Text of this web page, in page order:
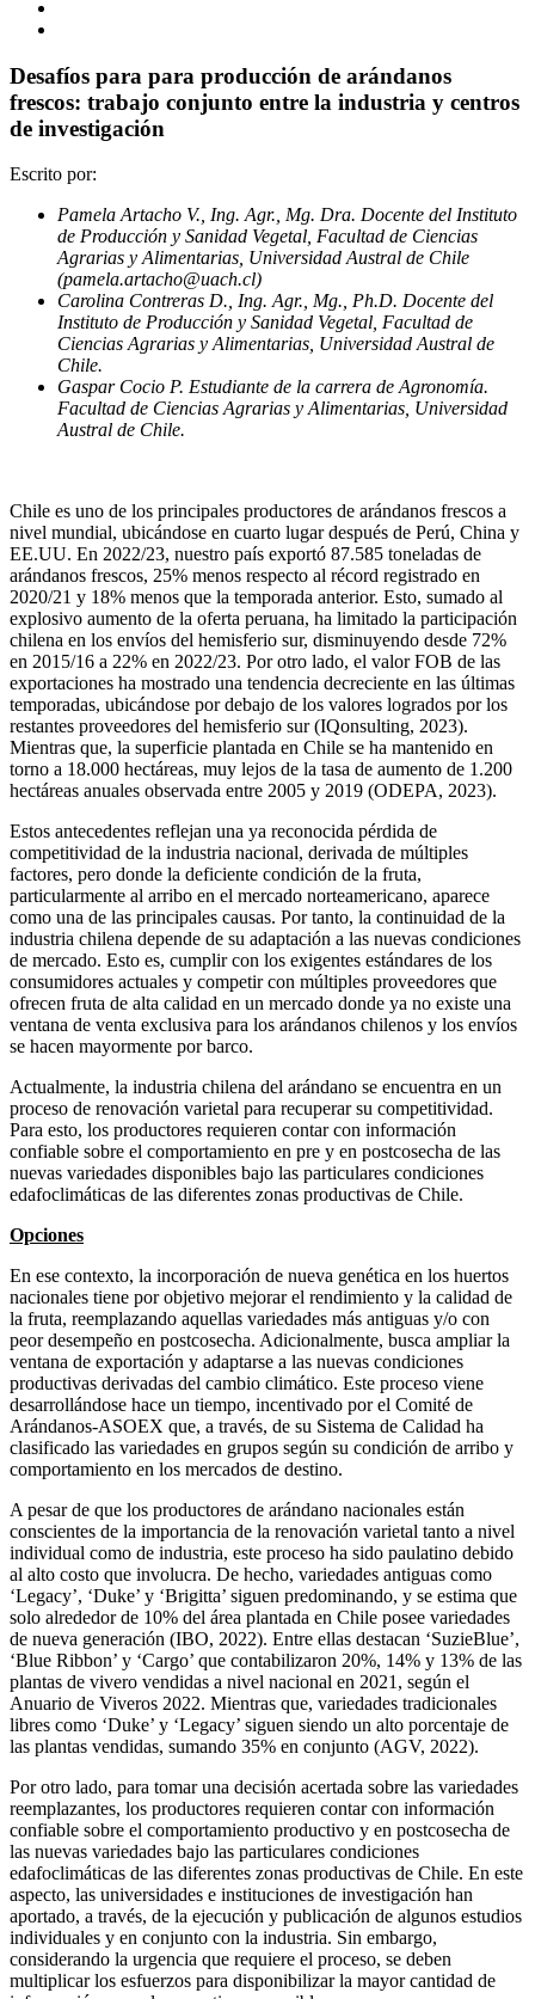
Desafíos para para producción de arándanos
frescos: trabajo conjunto entre la industria y centros
de investigación
Escrito por:
Pamela Artacho V., Ing. Agr., Mg. Dra. Docente del Instituto
de Producción y Sanidad Vegetal, Facultad de Ciencias
Agrarias y Alimentarias, Universidad Austral de Chile
(pamela.artacho@uach.cl)
Carolina Contreras D., Ing. Agr., Mg., Ph.D. Docente del
Instituto de Producción y Sanidad Vegetal, Facultad de
Ciencias Agrarias y Alimentarias, Universidad Austral de
Chile.
Gaspar Cocio P. Estudiante de la carrera de Agronomía.
Facultad de Ciencias Agrarias y Alimentarias, Universidad
Austral de Chile.
Chile es uno de los principales productores de arándanos frescos a
nivel mundial, ubicándose en cuarto lugar después de Perú, China y
EE.UU. En 2022/23, nuestro país exportó 87.585 toneladas de
arándanos frescos, 25% menos respecto al récord registrado en
2020/21 y 18% menos que la temporada anterior. Esto, sumado al
explosivo aumento de la oferta peruana, ha limitado la participación
chilena en los envíos del hemisferio sur, disminuyendo desde 72%
en 2015/16 a 22% en 2022/23. Por otro lado, el valor FOB de las
exportaciones ha mostrado una tendencia decreciente en las últimas
temporadas, ubicándose por debajo de los valores logrados por los
restantes proveedores del hemisferio sur (IQonsulting, 2023).
Mientras que, la superficie plantada en Chile se ha mantenido en
torno a 18.000 hectáreas, muy lejos de la tasa de aumento de 1.200
hectáreas anuales observada entre 2005 y 2019 (ODEPA, 2023).
Estos antecedentes reflejan una ya reconocida pérdida de
competitividad de la industria nacional, derivada de múltiples
factores, pero donde la deficiente condición de la fruta,
particularmente al arribo en el mercado norteamericano, aparece
como una de las principales causas. Por tanto, la continuidad de la
industria chilena depende de su adaptación a las nuevas condiciones
de mercado. Esto es, cumplir con los exigentes estándares de los
consumidores actuales y competir con múltiples proveedores que
ofrecen fruta de alta calidad en un mercado donde ya no existe una
ventana de venta exclusiva para los arándanos chilenos y los envíos
se hacen mayormente por barco.
Actualmente, la industria chilena del arándano se encuentra en un
proceso de renovación varietal para recuperar su competitividad.
Para esto, los productores requieren contar con información
confiable sobre el comportamiento en pre y en postcosecha de las
nuevas variedades disponibles bajo las particulares condiciones
edafoclimáticas de las diferentes zonas productivas de Chile.
Opciones
En ese contexto, la incorporación de nueva genética en los huertos
nacionales tiene por objetivo mejorar el rendimiento y la calidad de
la fruta, reemplazando aquellas variedades más antiguas y/o con
peor desempeño en postcosecha. Adicionalmente, busca ampliar la
ventana de exportación y adaptarse a las nuevas condiciones
productivas derivadas del cambio climático. Este proceso viene
desarrollándose hace un tiempo, incentivado por el Comité de
Arándanos-ASOEX que, a través, de su Sistema de Calidad ha
clasificado las variedades en grupos según su condición de arribo y
comportamiento en los mercados de destino.
A pesar de que los productores de arándano nacionales están
conscientes de la importancia de la renovación varietal tanto a nivel
individual como de industria, este proceso ha sido paulatino debido
al alto costo que involucra. De hecho, variedades antiguas como
‘Legacy’, ‘Duke’ y ‘Brigitta’ siguen predominando, y se estima que
solo alrededor de 10% del área plantada en Chile posee variedades
de nueva generación (IBO, 2022). Entre ellas destacan ‘SuzieBlue’,
‘Blue Ribbon’ y ‘Cargo’ que contabilizaron 20%, 14% y 13% de las
plantas de vivero vendidas a nivel nacional en 2021, según el
Anuario de Viveros 2022. Mientras que, variedades tradicionales
libres como ‘Duke’ y ‘Legacy’ siguen siendo un alto porcentaje de
las plantas vendidas, sumando 35% en conjunto (AGV, 2022).
Por otro lado, para tomar una decisión acertada sobre las variedades
reemplazantes, los productores requieren contar con información
confiable sobre el comportamiento productivo y en postcosecha de
las nuevas variedades bajo las particulares condiciones
edafoclimáticas de las diferentes zonas productivas de Chile. En este
aspecto, las universidades e instituciones de investigación han
aportado, a través, de la ejecución y publicación de algunos estudios
individuales y en conjunto con la industria. Sin embargo,
considerando la urgencia que requiere el proceso, se deben
multiplicar los esfuerzos para disponibilizar la mayor cantidad de